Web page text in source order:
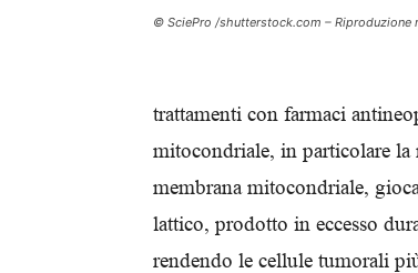
© SciePro /shutterstock.com – Riproduzione
trattamenti con farmaci
mitocondriale, in particolare
membrana mitocondriale,
lattico, prodotto in eccesso
rendendo le cellule tumorali